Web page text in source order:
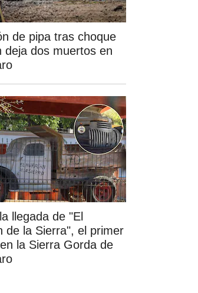
de pipa tras choque
deja dos muertos en
llegada de "El
de la Sierra", el primer
la Sierra Gorda de